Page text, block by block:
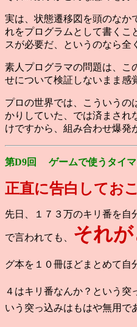
実は、状態遷移図を頭のなか
れをプログラムとして書くこ
スが必要だ、というのなら全
素人プログラマの問題は、こ
せについて検証しないまま感
プロの世界では、こういうの
かりしていた、では済まされ
けですから、組み合わせ爆発
第D9回 ゲームで使うタイマ
正直に告白しておこ
先日、１７３万のキリ番を自
で言われても、 それ
グ本を１０冊ほどまとめて自
４はキリ番なんか？という突
いう突っ込みはもはや無用で